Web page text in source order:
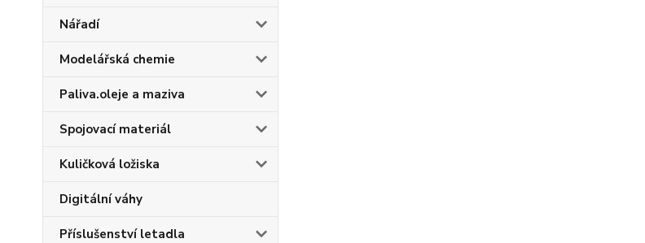
Nářadí
Modelářská chemie
Paliva.oleje a maziva
Spojovací materiál
Kuličková ložiska
Digitální váhy
Příslušenství letadla